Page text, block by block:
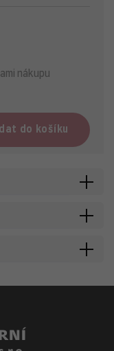
nákupu
do košíku